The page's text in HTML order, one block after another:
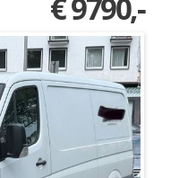
€ 9790,-